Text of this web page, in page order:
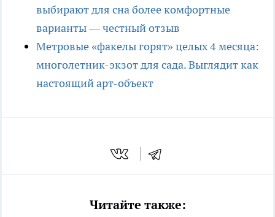
выбирают для сна более комфортные
варианты — честный отзыв
Метровые «факелы горят» целых 4 месяца:
многолетник-экзот для сада. Выглядит как
настоящий арт-объект
Читайте также: